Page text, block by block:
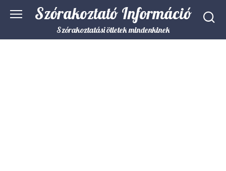
Szórakoztató Információ
Szórakoztatási ötletek mindenkinek